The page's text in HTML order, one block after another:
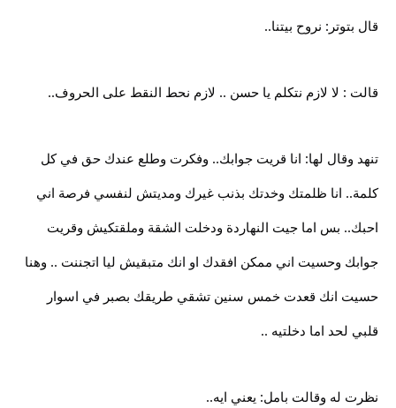
قال بتوتر: نروح بيتنا..
قالت : لا لازم نتكلم يا حسن .. لازم نحط النقط على الحروف..
تنهد وقال لها: انا قريت جوابك.. وفكرت وطلع عندك حق في كل
كلمة.. انا ظلمتك وخدتك بذنب غيرك ومديتش لنفسي فرصة اني
احبك.. بس اما جيت النهاردة ودخلت الشقة وملقتكيش وقريت
جوابك وحسيت اني ممكن افقدك او انك متبقيش ليا اتجننت .. وهنا
حسيت انك قعدت خمس سنين تشقي طريقك بصبر في اسوار
قلبي لحد اما دخلتيه ..
نظرت له وقالت بامل: يعني ايه..